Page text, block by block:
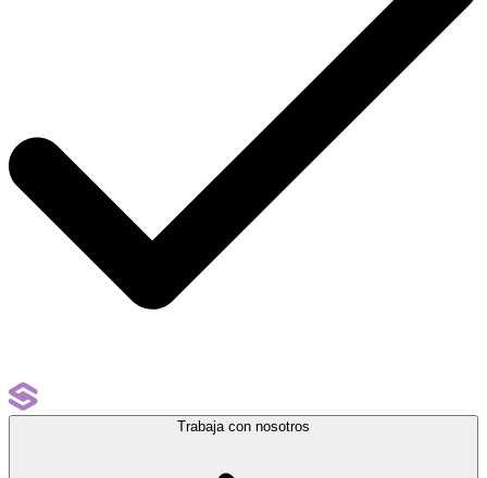
Trabaja con nosotros